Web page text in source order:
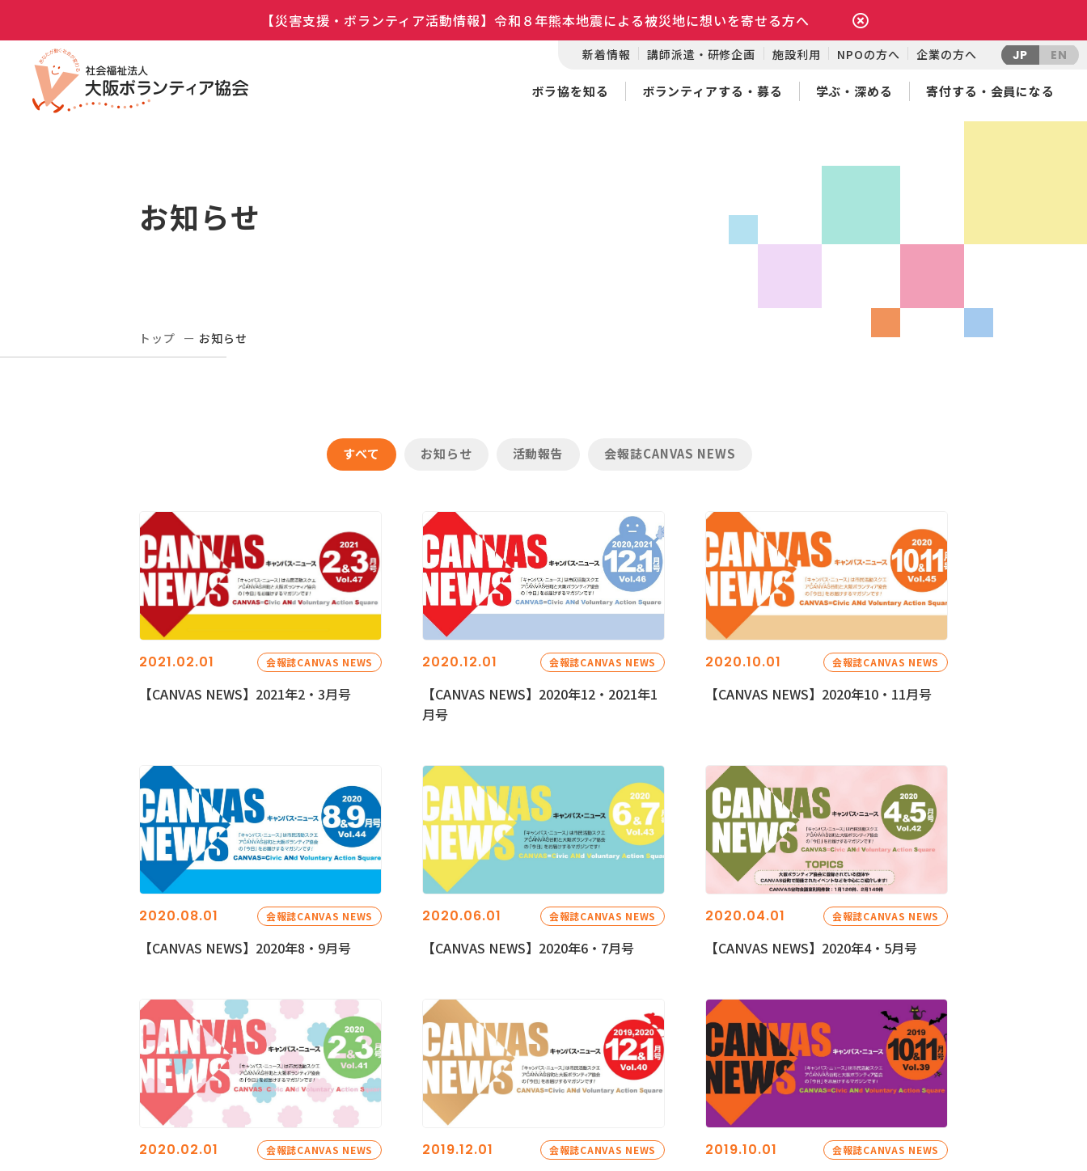
【災害支援・ボランティア活動情報】令和８年熊本地震による被災地に想いを寄せる方へ
新着情報 講師派遣・研修企画 施設利用 NPOの方へ 企業の方へ JP EN
ボラ協を知る ボランティアする・募る 学ぶ・深める 寄付する・会員になる
お知らせ
トップ お知らせ
すべて お知らせ 活動報告 会報誌CANVAS NEWS
2021.02.01 会報誌CANVAS NEWS
【CANVAS NEWS】2021年2・3月号
2020.12.01 会報誌CANVAS NEWS
【CANVAS NEWS】2020年12・2021年1
月号
2020.10.01 会報誌CANVAS NEWS
【CANVAS NEWS】2020年10・11月号
2020.08.01 会報誌CANVAS NEWS
【CANVAS NEWS】2020年8・9月号
2020.06.01 会報誌CANVAS NEWS
【CANVAS NEWS】2020年6・7月号
2020.04.01 会報誌CANVAS NEWS
【CANVAS NEWS】2020年4・5月号
2020.02.01 会報誌CANVAS NEWS 2019.12.01 会報誌CANVAS NEWS 2019.10.01 会報誌CANVAS NEWS